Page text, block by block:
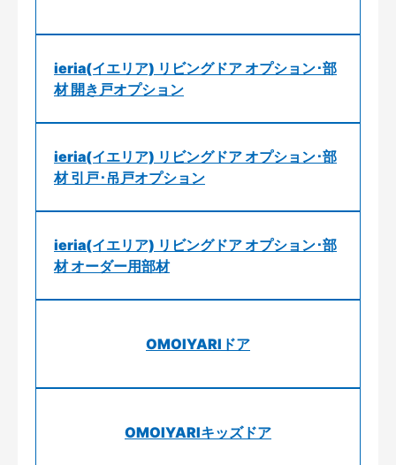
ieria(イエリア) リビングドア オプション･部
材 開き戸オプション
ieria(イエリア) リビングドア オプション･部
材 引戸･吊戸オプション
ieria(イエリア) リビングドア オプション･部
材 オーダー用部材
OMOIYARIドア
OMOIYARIキッズドア